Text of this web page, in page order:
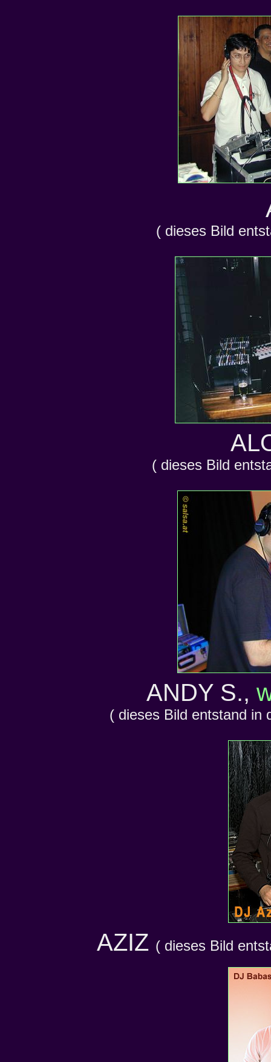
( dieses Bild
( dieses Bild
ANDY S.,
( dieses Bild entstand in
AZIZ ( dieses Bild